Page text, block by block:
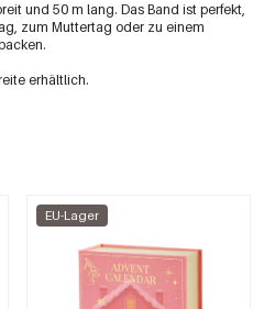
und 50 m lang. Das Band ist perfekt,
zum Muttertag oder zu einem
erhältlich.
EU-Lager